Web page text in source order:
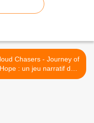
Chasers - Journey of
Hope : un jeu narratif de
survie sur le sujet des